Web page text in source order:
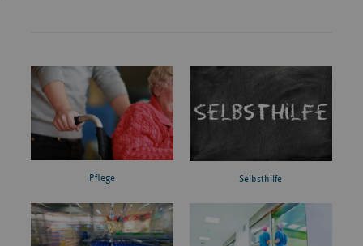
Pflege Selbsthilfe